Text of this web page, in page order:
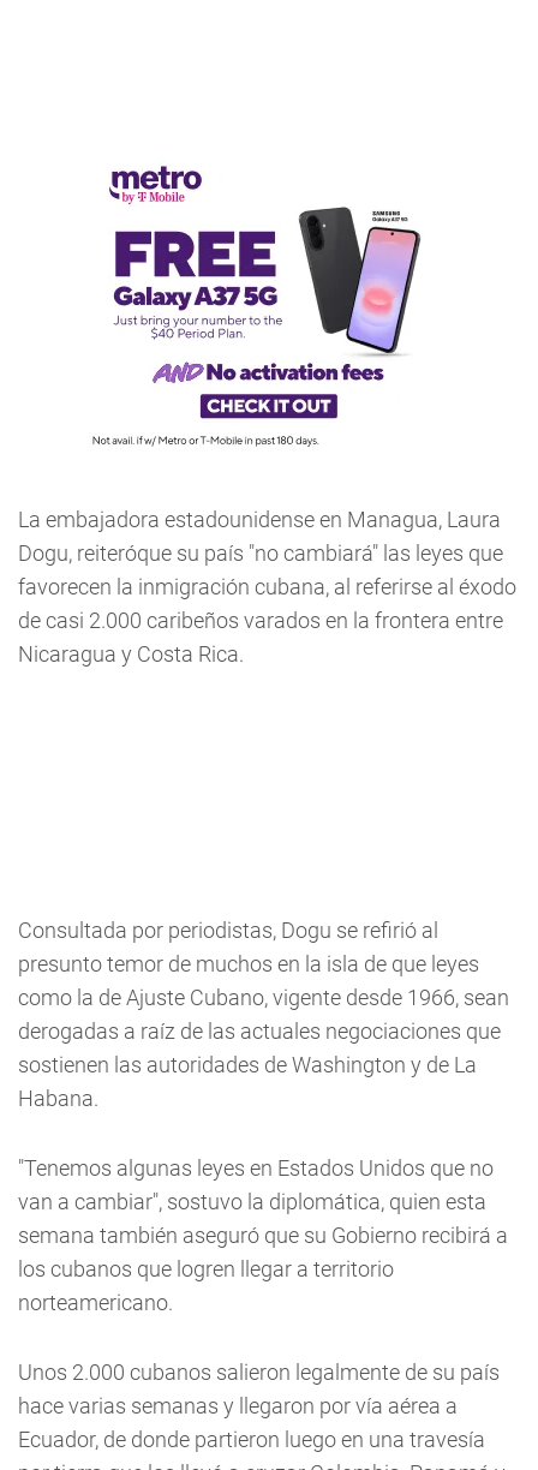
La embajadora estadounidense en Managua, Laura
Dogu, reiteróque su país "no cambiará" las leyes que
favorecen la inmigración cubana, al referirse al éxodo
de casi 2.000 caribeños varados en la frontera entre
Nicaragua y Costa Rica.
Consultada por periodistas, Dogu se refirió al
presunto temor de muchos en la isla de que leyes
como la de Ajuste Cubano, vigente desde 1966, sean
derogadas a raíz de las actuales negociaciones que
sostienen las autoridades de Washington y de La
Habana.
"Tenemos algunas leyes en Estados Unidos que no
van a cambiar", sostuvo la diplomática, quien esta
semana también aseguró que su Gobierno recibirá a
los cubanos que logren llegar a territorio
norteamericano.
Unos 2.000 cubanos salieron legalmente de su país
hace varias semanas y llegaron por vía aérea a
Ecuador, de donde partieron luego en una travesía